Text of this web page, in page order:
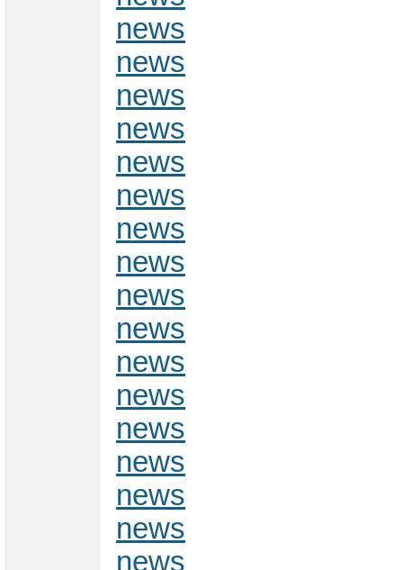
news
news
news
news
news
news
news
news
news
news
news
news
news
news
news
news
news